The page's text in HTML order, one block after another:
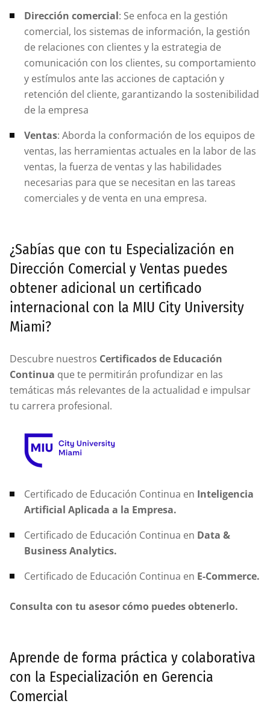
Dirección comercial: Se enfoca en la gestión
comercial, los sistemas de información, la gestión
de relaciones con clientes y la estrategia de
comunicación con los clientes, su comportamiento
y estímulos ante las acciones de captación y
retención del cliente, garantizando la sostenibilidad
de la empresa
Ventas: Aborda la conformación de los equipos de
ventas, las herramientas actuales en la labor de las
ventas, la fuerza de ventas y las habilidades
necesarias para que se necesitan en las tareas
comerciales y de venta en una empresa.
¿Sabías que con tu Especialización en
Dirección Comercial y Ventas puedes
obtener adicional un certificado
internacional con la MIU City University
Miami?
Descubre nuestros Certificados de Educación
Continua que te permitirán profundizar en las
temáticas más relevantes de la actualidad e impulsar
tu carrera profesional.
Certificado de Educación Continua en Inteligencia
Artificial Aplicada a la Empresa.
Certificado de Educación Continua en Data &
Business Analytics.
Certificado de Educación Continua en E-Commerce.
Consulta con tu asesor cómo puedes obtenerlo.
Aprende de forma práctica y colaborativa
con la Especialización en Gerencia
Comercial